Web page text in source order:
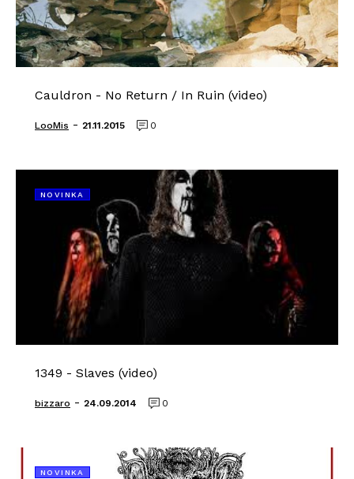
Cauldron - No Return / In Ruin (video)
LooMis - 21.11.2015 0
NOVINKA
1349 - Slaves (video)
bizzaro - 24.09.2014 0
NOVINKA